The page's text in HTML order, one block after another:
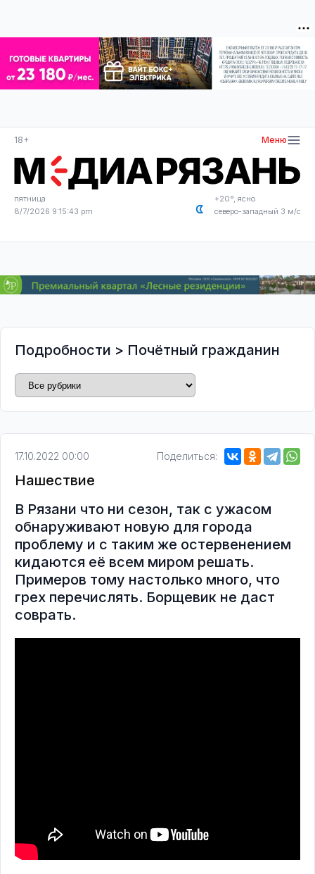
18+ Меню
пятница
8/7/2026 9:15:44 pm
+20°, ясно
северо-западный 3 м/с
Подробности > Почётный гражданин
17.10.2022 00:00 Поделиться:
Нашествие
В Рязани что ни сезон, так с ужасом
обнаруживают новую для города
проблему и с таким же остервенением
кидаются её всем миром решать.
Примеров тому настолько много, что
грех перечислять. Борщевик не даст
соврать.